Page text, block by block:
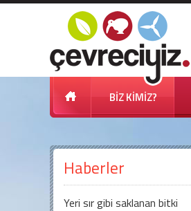
BİZ KİMİZ?
Haberler
Yeri sır gibi saklanan bitki